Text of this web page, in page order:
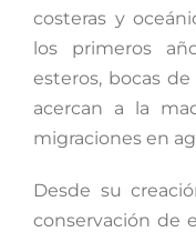
costeras y
los primeros
esteros, bocas
acercan a la
migraciones en
Desde su
conservación de